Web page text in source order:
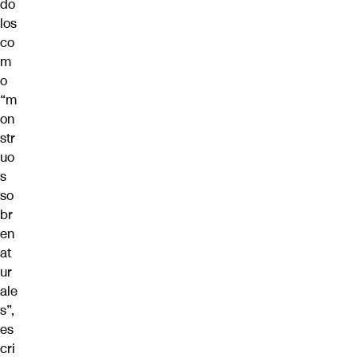
do
los
co
m
o
“m
on
str
uo
s
so
br
en
at
ur
ale
s”,
es
cri